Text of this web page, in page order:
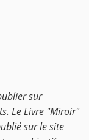
sur
Le Livre "Miroir"
sur le site